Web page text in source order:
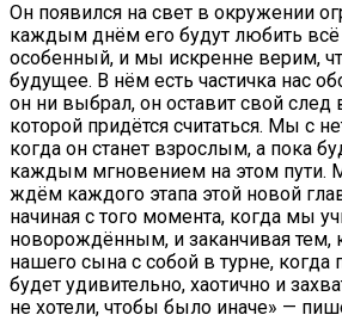
Он появился на свет в окружении
каждым днём ​​его будут любить
особенный, и мы искренне верим,
будущее. В нём есть частичка нас
он ни выбрал, он оставит свой след
которой придётся считаться. Мы с
когда он станет взрослым, а пока
каждым мгновением на этом пути.
ждём каждого этапа этой новой
начиная с того момента, когда мы
новорождённым, и заканчивая тем,
нашего сына с собой в турне, когда
будет удивительно, хаотично и
не хотели, чтобы было иначе» —